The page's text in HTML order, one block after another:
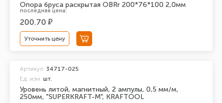
Опора бруса раскрытая OBRr 200*76*100 2,0мм
последняя цена:
200.70 ₽
Уточнить цену
Уровень литой, магнитный, 2 ампулы, 0,5 мм/м,
250мм, "SUPERKRAFT-M", KRAFTOOL
Артикул: 34717-025
Ед. изм. шт.